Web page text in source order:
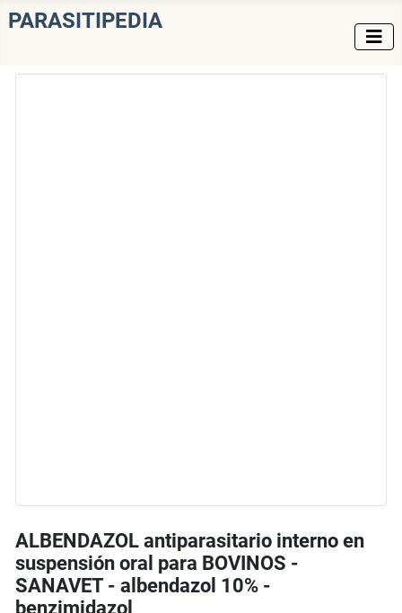
PARASITIPEDIA
ALBENDAZOL antiparasitario interno en
suspensión oral para BOVINOS -
SANAVET - albendazol 10% -
benzimidazol